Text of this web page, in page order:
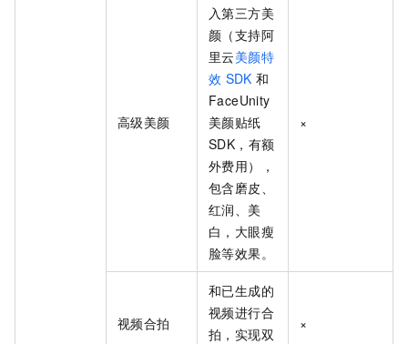
高级美颜
入第三方美
颜（支持阿
里云美颜特
效 SDK 和
FaceUnity
美颜贴纸
SDK，有额
外费用），
包含磨皮、
红润、美
白，大眼瘦
脸等效果。
×
视频合拍
和已生成的
视频进行合
拍，实现双
×